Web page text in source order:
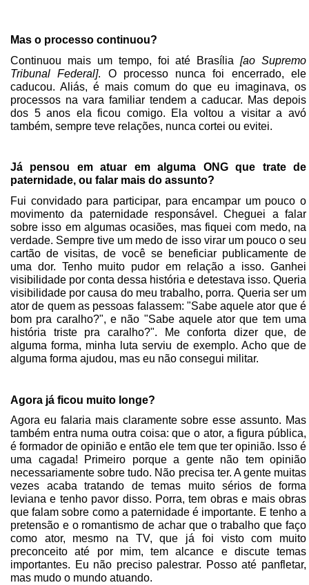
Mas o processo continuou?
Continuou mais um tempo, foi até Brasília[ao Supremo
Tribunal Federal]. O processo nunca foi encerrado, ele
caducou. Aliás, é mais comum do que eu imaginava, os
processos na vara familiar tendem a caducar. Mas depois
dos 5 anos ela ficou comigo. Ela voltou a visitar a avó
também, sempre teve relações, nunca cortei ou evitei.
Já pensou em atuar em alguma ONG que trate de
paternidade, ou falar mais do assunto?
Fui convidado para participar, para encampar um pouco o
movimento da paternidade responsável. Cheguei a falar
sobre isso em algumas ocasiões, mas fiquei com medo, na
verdade. Sempre tive um medo de isso virar um pouco o seu
cartão de visitas, de você se beneficiar publicamente de
uma dor. Tenho muito pudor em relação a isso. Ganhei
visibilidade por conta dessa história e detestava isso. Queria
visibilidade por causa do meu trabalho, porra. Queria ser um
ator de quem as pessoas falassem: "Sabe aquele ator que é
bom pra caralho?", e não "Sabe aquele ator que tem uma
história triste pra caralho?". Me conforta dizer que, de
alguma forma, minha luta serviu de exemplo. Acho que de
alguma forma ajudou, mas eu não consegui militar.
Agora já ficou muito longe?
Agora eu falaria mais claramente sobre esse assunto. Mas
também entra numa outra coisa: que o ator, a figura pública,
é formador de opinião e então ele tem que ter opinião. Isso é
uma cagada! Primeiro porque a gente não tem opinião
necessariamente sobre tudo. Não precisa ter. A gente muitas
vezes acaba tratando de temas muito sérios de forma
leviana e tenho pavor disso. Porra, tem obras e mais obras
que falam sobre como a paternidade é importante. E tenho a
pretensão e o romantismo de achar que o trabalho que faço
como ator, mesmo na TV, que já foi visto com muito
preconceito até por mim, tem alcance e discute temas
importantes. Eu não preciso palestrar. Posso até panfletar,
mas mudo o mundo atuando.